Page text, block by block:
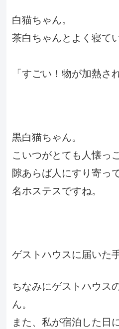
白猫ちゃん。
茶白ちゃんとよく寝て
「すごい！物が加熱さ
黒白猫ちゃん。
こいつがとても人懐っ
隙あらば人にすり寄っ
名ホステスですね。
ゲストハウスに届いた
ちなみにゲストハウス
ん。
また、私が宿泊した日